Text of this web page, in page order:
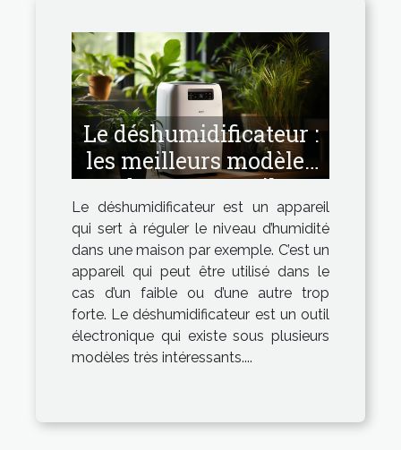
Le déshumidificateur :
les meilleurs modèles
de cet appareil.
Le déshumidificateur est un appareil
qui sert à réguler le niveau d’humidité
dans une maison par exemple. C’est un
appareil qui peut être utilisé dans le
cas d’un faible ou d’une autre trop
forte. Le déshumidificateur est un outil
électronique qui existe sous plusieurs
modèles très intéressants....